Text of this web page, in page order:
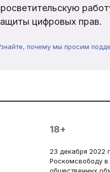
цифровых прав.
почему мы просим
18+
23 декабря 2022
Роскомсвободу в